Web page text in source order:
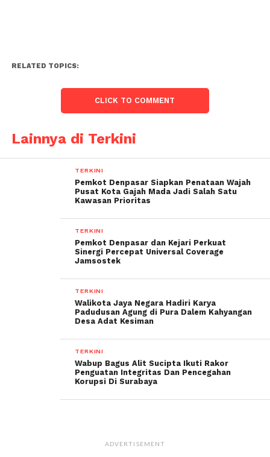
RELATED TOPICS:
CLICK TO COMMENT
Lainnya di Terkini
TERKINI
Pemkot Denpasar Siapkan Penataan Wajah
Pusat Kota Gajah Mada Jadi Salah Satu
Kawasan Prioritas
TERKINI
Pemkot Denpasar dan Kejari Perkuat
Sinergi Percepat Universal Coverage
Jamsostek
TERKINI
Walikota Jaya Negara Hadiri Karya
Padudusan Agung di Pura Dalem Kahyangan
Desa Adat Kesiman
TERKINI
Wabup Bagus Alit Sucipta Ikuti Rakor
Penguatan Integritas Dan Pencegahan
Korupsi Di Surabaya
ADVERTISEMENT